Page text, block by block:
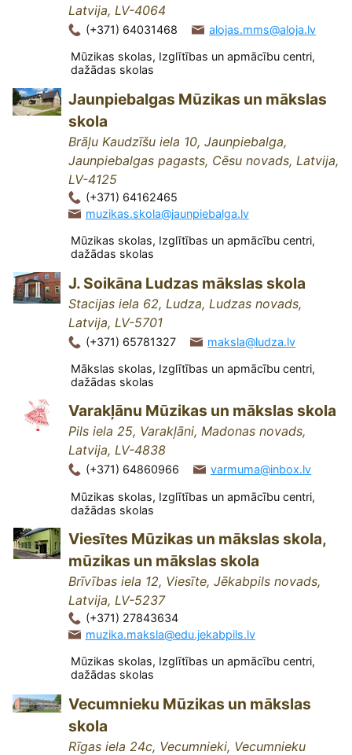
Latvija, LV-4064
(+371) 64031468 alojas.mms@aloja.lv
Mūzikas skolas, Izglītības un apmācību centri,
dažādas skolas
Jaunpiebalgas Mūzikas un mākslas
skola
Brāļu Kaudzīšu iela 10, Jaunpiebalga,
Jaunpiebalgas pagasts, Cēsu novads, Latvija,
LV-4125
(+371) 64162465
muzikas.skola@jaunpiebalga.lv
Mūzikas skolas, Izglītības un apmācību centri,
dažādas skolas
J. Soikāna Ludzas mākslas skola
Stacijas iela 62, Ludza, Ludzas novads,
Latvija, LV-5701
(+371) 65781327 maksla@ludza.lv
Mākslas skolas, Izglītības un apmācību centri,
dažādas skolas
Varakļānu Mūzikas un mākslas skola
Pils iela 25, Varakļāni, Madonas novads,
Latvija, LV-4838
(+371) 64860966 varmuma@inbox.lv
Mūzikas skolas, Izglītības un apmācību centri,
dažādas skolas
Viesītes Mūzikas un mākslas skola,
mūzikas un mākslas skola
Brīvības iela 12, Viesīte, Jēkabpils novads,
Latvija, LV-5237
(+371) 27843634
muzika.maksla@edu.jekabpils.lv
Mūzikas skolas, Izglītības un apmācību centri,
dažādas skolas
Vecumnieku Mūzikas un mākslas
skola
Rīgas iela 24c, Vecumnieki, Vecumnieku